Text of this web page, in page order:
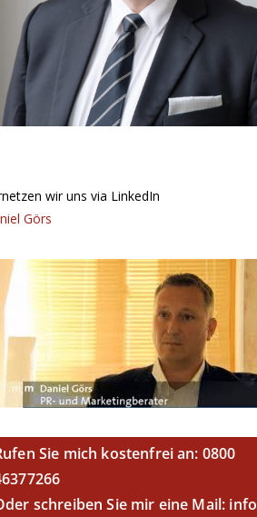
wir uns via LinkedIn
Görs
Sie mich kostenfrei an: 0800
schreiben Sie mir eine Mail: info